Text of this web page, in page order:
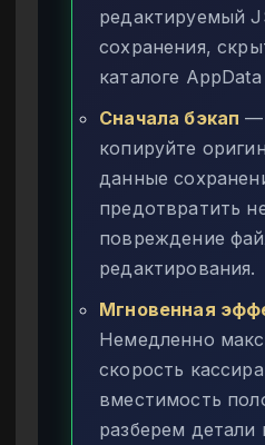
редактируемый
сохранения,
каталоге
Сначала бэкап —
копируйте
данные
предотвратить
повреждение
редактирования.
Мгновенная
Немедленно
скорость
вместимость
разберем детали